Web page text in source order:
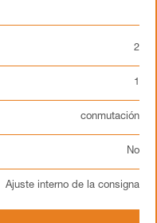
2
1
conmutación
No
Ajuste interno de la consigna